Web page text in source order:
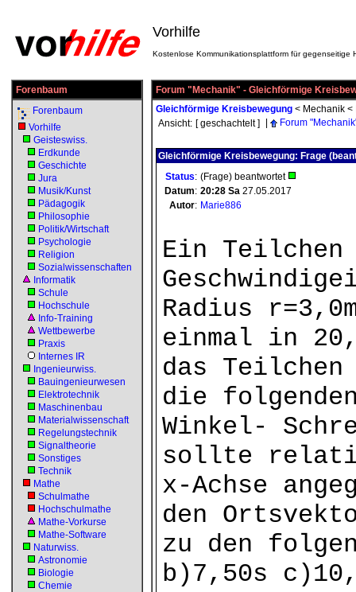
Vorhilfe
Kostenlose Kommunikationsplattform für gegenseitige
Forenbaum
Forenbaum
Vorhilfe
Geisteswiss.
Erdkunde
Geschichte
Jura
Musik/Kunst
Pädagogik
Philosophie
Politik/Wirtschaft
Psychologie
Religion
Sozialwissenschaften
Informatik
Schule
Hochschule
Info-Training
Wettbewerbe
Praxis
Internes IR
Ingenieurwiss.
Bauingenieurwesen
Elektrotechnik
Maschinenbau
Materialwissenschaft
Regelungstechnik
Signaltheorie
Sonstiges
Technik
Mathe
Schulmathe
Hochschulmathe
Mathe-Vorkurse
Mathe-Software
Naturwiss.
Astronomie
Biologie
Chemie
Forum "Mechanik" - Gleichförmige
Gleichförmige Kreisbewegung < Mechanik <
Ansicht: [ geschachtelt ] Forum
Gleichförmige Kreisbewegung: Frage
Status: (Frage) beantwortet
Datum: 20:28 Sa 27.05.2017
Autor: Marie886
Ein Teilchen
Radius
einmal in
das Teilchen
die
Winkel-
sollte
x-Achse
den
zu den
b)7,50s